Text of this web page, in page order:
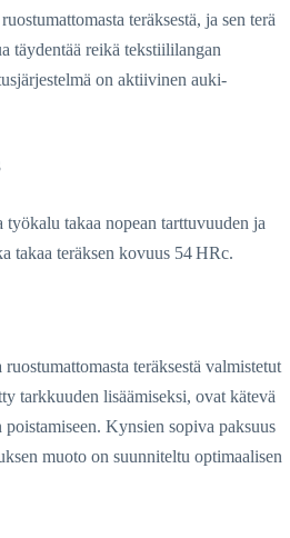
teräksestä, ja sen terä
täydentää reikä tekstiililangan
on aktiivinen auki-
takaa nopean tarttuvuuden ja
takaa teräksen kovuus 54 HRc.
teräksestä valmistetut
tarkkuuden lisäämiseksi, ovat kätevä
Kynsien sopiva paksuus
muoto on suunniteltu optimaalisen